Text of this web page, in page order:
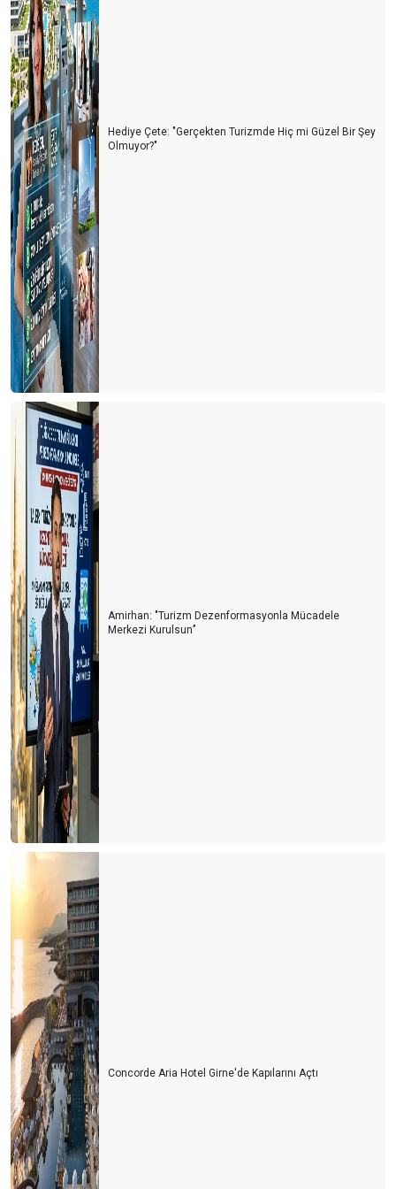
Değer zincirinde kırılma
Thomas Cook'tan son dakika golü
İlk 500
Rekor yılında herşey güllük gülistanlık mı?
Turizmin geleceğinde bizi neler bekliyor?
Marka kent Niğde projesi
İstanbul havalimanı
Finans Derneği'nde Yeni dönem
Almanlardan net bir dönüş yok
Döviz kurları her şeyi belirliyor
Fırsat penceresi
İbre otellere dönmeye başladı
Rakamları doğru anlamak
Dünya havacılık sektörü 2018 yılına bakış
Daha çok yolumuz var
2019 fırsat ve tehditleri ile birlikte geliyor
Turizmin ikinci 100 günlük eylem planı
Resort kongresinin ardından
Stratejik Plan
En kötü geride kaldı mı?
Toplumsal Cinsiyet Dengesi
Uzun vade olumlu ama kısa vadeyi geçebilirsek
Stres devam ediyor
Finans sempozyumu
Uçak biletlerindeki artış
Yüksek kur yüksek faizin etkileri
YEP’in turizm yaklaşımı
Havacılık sektöründe örnek bir çalışma “Can’ca Başarı Bursu”-II
İstanbul ve turizm
Kredilerdeki belirsizlik
Turizm sektöründe yatırım hamlesi
Havacılık sektöründe örnek bir çalışma “Can’ca başarı bursu”
Turizm sektöründe 100 günlük eylem planı
Turizmde yeni dönem
Hediye Çete: "Gerçekten Turizmde Hiç mi Güzel Bir Şey
Olmuyor?"
Amirhan: "Turizm Dezenformasyonla Mücadele
Merkezi Kurulsun’’
Concorde Aria Hotel Girne'de Kapılarını Açtı